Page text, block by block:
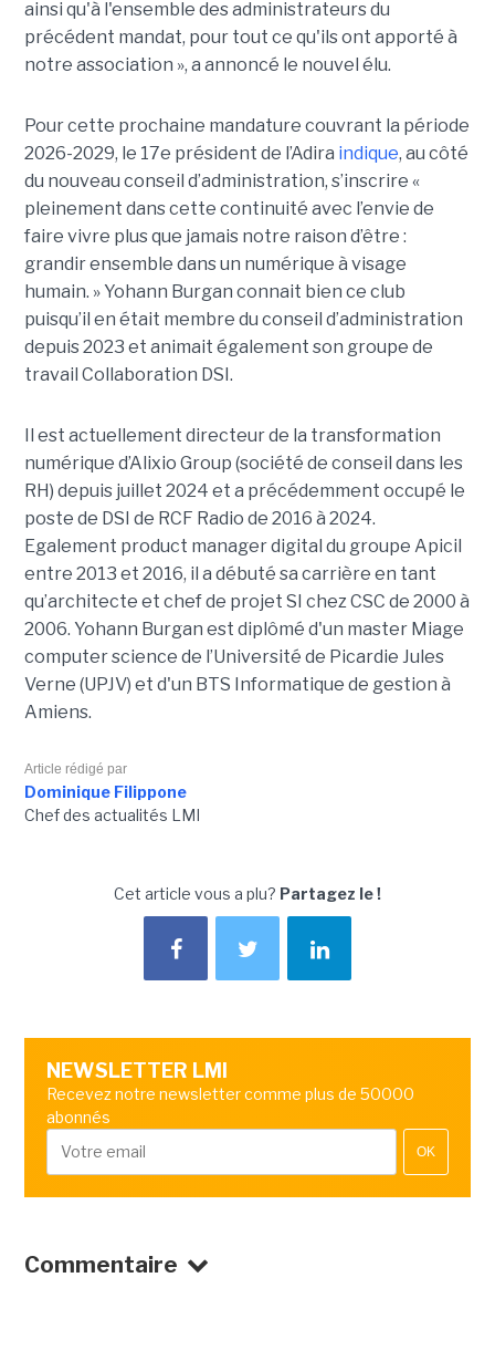
ainsi qu'à l'ensemble des administrateurs du
précédent mandat, pour tout ce qu'ils ont apporté à
notre association », a annoncé le nouvel élu.
Pour cette prochaine mandature couvrant la période
2026-2029, le 17e président de l’Adira indique, au côté
du nouveau conseil d’administration, s’inscrire «
pleinement dans cette continuité avec l’envie de
faire vivre plus que jamais notre raison d’être :
grandir ensemble dans un numérique à visage
humain. »Yohann Burgan connait bien ce club
puisqu’il en était membre du conseil d’administration
depuis 2023 et animait également son groupe de
travail Collaboration DSI.
Il est actuellement directeur de la transformation
numérique d’Alixio Group (société de conseil dans les
RH) depuis juillet 2024 et a précédemment occupé le
poste de DSI de RCF Radio de 2016 à 2024.
Egalement product manager digital du groupe Apicil
entre 2013 et 2016, il a débuté sa carrière en tant
qu’architecte et chef de projet SI chez CSC de 2000 à
2006. Yohann Burgan est diplômé d'un master Miage
computer science de l’Université de Picardie Jules
Verne (UPJV) et d'un BTS Informatique de gestion à
Amiens.
Article rédigé par
Dominique Filippone
Chef des actualités LMI
Cet article vous a plu? Partagez le !
NEWSLETTER LMI
Recevez notre newsletter comme plus de 50000
abonnés
OK
Commentaire